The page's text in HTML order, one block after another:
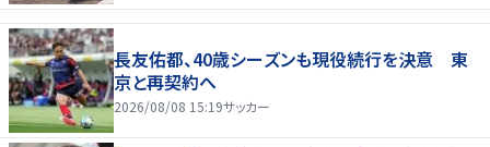
長友佑都、40歳シーズンも現役続行を決意 東
京と再契約へ
2026/08/08 15:19サッカー